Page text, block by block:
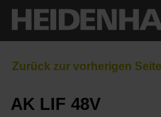
AK LIF 48V